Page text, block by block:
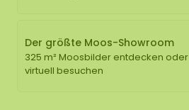
Der größte Moos-Showroom
325 m² Moosbilder entdecken oder
virtuell besuchen